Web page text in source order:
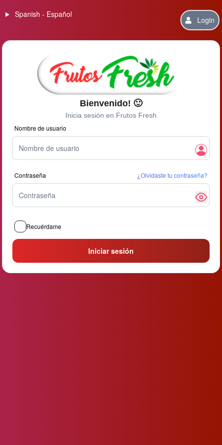
Spanish - Español
Login
Bienvenido! 🙂
Inicia sesión en Frutos Fresh
Nombre de usuario
Contraseña ¿Olvidaste tu contraseña?
Recuérdame
Iniciar sesión